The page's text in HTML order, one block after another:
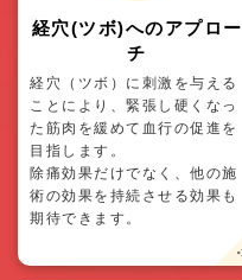
経穴(ツボ)へのアプロー
チ
経穴（ツボ）に刺激を与える
ことにより、緊張し硬くなっ
た筋肉を緩めて血行の促進を
目指します。
除痛効果だけでなく、他の施
術の効果を持続させる効果も
期待できます。